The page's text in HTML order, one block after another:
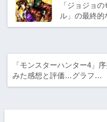
「ジョジョ
ル」の最終
「モンスターハンター4」
みた感想と評価…グラフ…